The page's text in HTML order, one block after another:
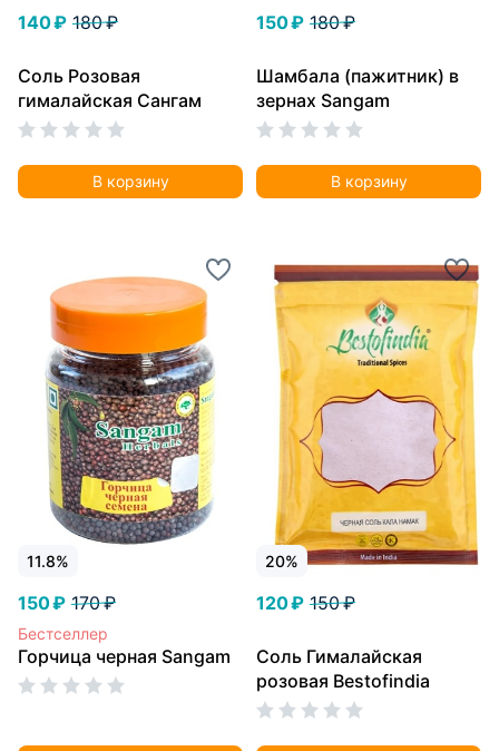
140 ₽ 180 ₽
Соль Розовая
гималайская Сангам
В корзину
150 ₽ 180 ₽
Шамбала (пажитник) в
зернах Sangam
В корзину
11.8%
150 ₽ 170 ₽
Бестселлер
Горчица черная Sangam
20%
120 ₽ 150 ₽
Соль Гималайская
розовая Bestofindia